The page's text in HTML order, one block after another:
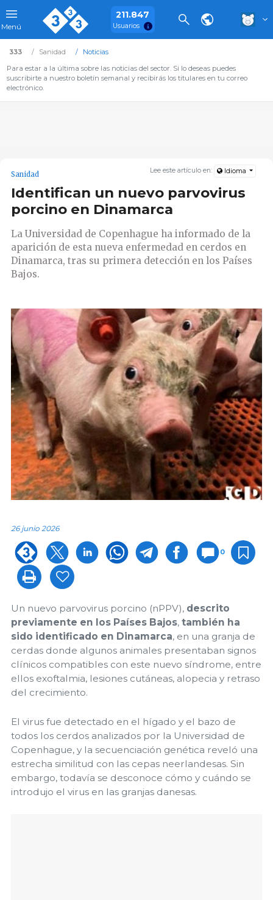
Menú
211.847
Usuarios
333 Sanidad
Noticias
Para estar a la última sobre las noticias del sector. Si lo deseas puedes
suscribirte a nuestro boletín semanal y recibirás los titulares en tu correo
electrónico.
Lee este artículo en: Idioma
Sanidad
Identifican un nuevo parvovirus
porcino en Dinamarca
La Universidad de Copenhague ha informado de la
aparición de esta nueva enfermedad en cerdos en
Dinamarca, tras su primera detección en los Países
Bajos.
26 junio 2026
0
Un nuevo parvovirus porcino (nPPV), descrito
previamente en los Países Bajos, también ha
sido identificado en Dinamarca, en una granja de
cerdas donde algunos animales presentaban signos
clínicos compatibles con este nuevo síndrome, entre
ellos exoftalmia, lesiones cutáneas, alopecia y retraso
del crecimiento.
El virus fue detectado en el hígado y el bazo de
todos los cerdos analizados por la Universidad de
Copenhague, y la secuenciación genética reveló una
estrecha similitud con las cepas neerlandesas. Sin
embargo, todavía se desconoce cómo y cuándo se
introdujo el virus en las granjas danesas.